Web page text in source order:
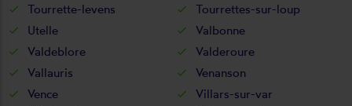
Tourrette-levens
Tourrettes-sur-loup
Utelle
Valbonne
Valdeblore
Valderoure
Vallauris
Venanson
Vence
Villars-sur-var